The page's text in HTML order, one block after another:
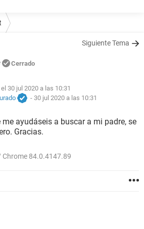
Siguiente Tema
Cerrado
30 jul 2020 a las 10:31
- 30 jul 2020 a las 10:31
ayudáseis a buscar a mi padre, se
Gracias.
Chrome 84.0.4147.89